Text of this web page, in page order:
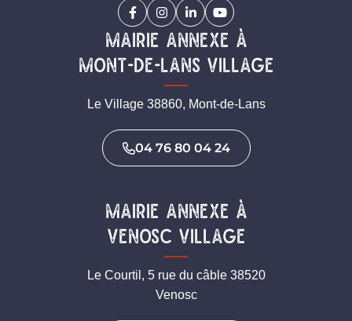
Facebook
(ouverture dans un nouvel onglet)
Instagram
(ouverture dans un nouvel onglet)
Linkedin
(ouverture dans un nouvel
YouTube
(ouverture dans un
Mairie annexe à
mont-de-lans village
Le Village 38860, Mont-de-Lans
04 76 80 04 24
Mairie annexe à
venosc village
Le Courtil, 5 rue du câble 38520
Venosc